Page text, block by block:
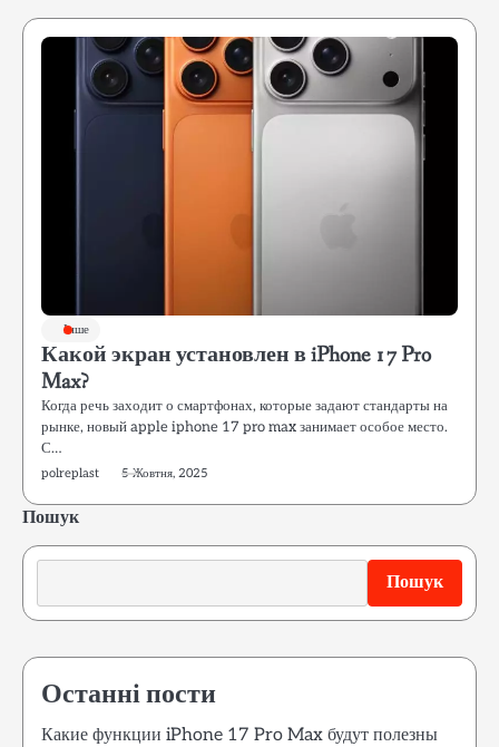
Інше
Какой экран установлен в iPhone 17 Pro
Max?
Когда речь заходит о смартфонах, которые задают стандарты на
рынке, новый apple iphone 17 pro max занимает особое место.
С…
polreplast 5 Жовтня, 2025
Пошук
Пошук
Останні пости
Какие функции iPhone 17 Pro Max будут полезны